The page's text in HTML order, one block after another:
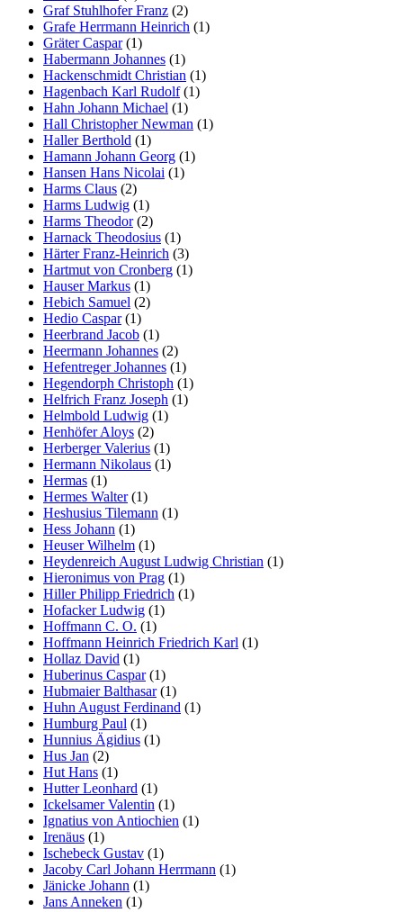
Graf Stuhlhofer Franz (2)
Grafe Herrmann Heinrich (1)
Gräter Caspar(1)
Habermann Johannes (1)
Hackenschmidt Christian (1)
Hagenbach Karl Rudolf(1)
Hahn Johann Michael (1)
Hall Christopher Newman (1)
Haller Berthold (1)
Hamann Johann Georg (1)
Hansen Hans Nicolai (1)
Harms Claus (2)
Harms Ludwig (1)
Harms Theodor(2)
Harnack Theodosius (1)
Härter Franz-Heinrich (3)
Hartmut von Cronberg (1)
Hauser Markus (1)
Hebich Samuel (2)
Hedio Caspar(1)
Heerbrand Jacob (1)
Heermann Johannes (2)
Hefentreger Johannes (1)
Hegendorph Christoph (1)
Helfrich Franz Joseph (1)
Helmbold Ludwig (1)
Henhöfer Aloys (2)
Herberger Valerius (1)
Hermann Nikolaus (1)
Hermas (1)
Hermes Walter(1)
Heshusius Tilemann (1)
Hess Johann (1)
Heuser Wilhelm (1)
Heydenreich August Ludwig Christian (1)
Hieronimus von Prag (1)
Hiller Philipp Friedrich (1)
Hofacker Ludwig (1)
Hoffmann C. O. (1)
Hoffmann Heinrich Friedrich Karl (1)
Hollaz David (1)
Huberinus Caspar(1)
Hubmaier Balthasar(1)
Huhn August Ferdinand (1)
Humburg Paul (1)
Hunnius Ägidius (1)
Hus Jan (2)
Hut Hans (1)
Hutter Leonhard (1)
Ickelsamer Valentin (1)
Ignatius von Antiochien (1)
Irenäus (1)
Ischebeck Gustav (1)
Jacoby Carl Johann Herrmann (1)
Jänicke Johann (1)
Jans Anneken (1)